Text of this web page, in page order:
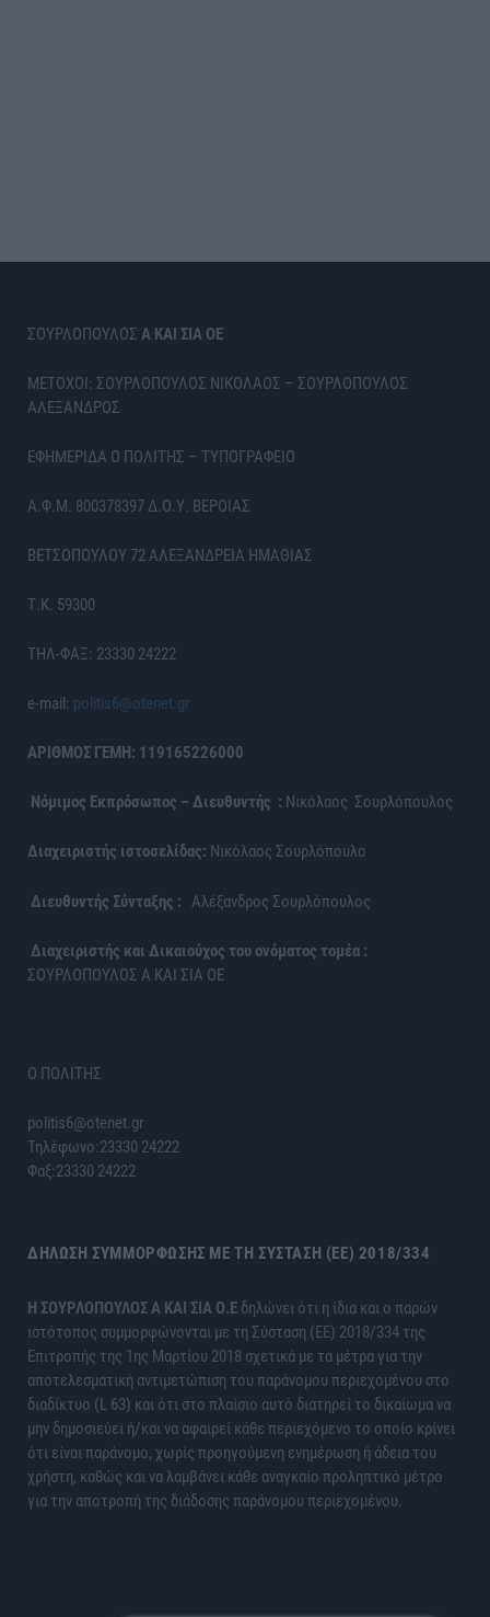
ΣΟΥΡΛΟΠΟΥΛΟΣ Α ΚΑΙ ΣΙΑ ΟΕ
ΜΕΤΟΧΟΙ: ΣΟΥΡΛΟΠΟΥΛΟΣ ΝΙΚΟΛΑΟΣ – ΣΟΥΡΛΟΠΟΥΛΟΣ
ΑΛΕΞΑΝΔΡΟΣ
ΕΦΗΜΕΡΙΔΑ Ο ΠΟΛΙΤΗΣ – ΤΥΠΟΓΡΑΦΕΙΟ
Α.Φ.Μ. 800378397 Δ.Ο.Υ. ΒΕΡΟΙΑΣ
ΒΕΤΣΟΠΟΥΛΟΥ 72 ΑΛΕΞΑΝΔΡΕΙΑ ΗΜΑΘΙΑΣ
Τ.Κ. 59300
ΤΗΛ-ΦΑΞ: 23330 24222
e-mail: politis6@otenet.gr
ΑΡΙΘΜΟΣ ΓΕΜΗ: 119165226000
Νόμιμος Εκπρόσωπος – Διευθυντής : Νικόλαος Σουρλόπουλος
Διαχειριστής ιστοσελίδας: Νικόλαος Σουρλόπουλο
Διευθυντής Σύνταξης : Αλέξανδρος Σουρλόπουλος
Διαχειριστής και Δικαιούχος του ονόματος τομέα :
ΣΟΥΡΛΟΠΟΥΛΟΣ Α ΚΑΙ ΣΙΑ ΟΕ
Ο ΠΟΛΙΤΗΣ
politis6@otenet.gr
Τηλέφωνο:23330 24222
Φαξ:23330 24222
ΔΉΛΩΣΗ ΣΥΜΜΌΡΦΩΣΗΣ ΜΕ ΤΗ ΣΎΣΤΑΣΗ (ΕΕ) 2018/334
H ΣΟΥΡΛΟΠΟΥΛΟΣ Α ΚΑΙ ΣΙΑ Ο.Ε δηλώνει ότι η ίδια και ο παρών
ιστότοπος συμμορφώνονται με τη Σύσταση (ΕΕ) 2018/334 της
Επιτροπής της 1ης Μαρτίου 2018 σχετικά με τα μέτρα για την
αποτελεσματική αντιμετώπιση του παράνομου περιεχομένου στο
διαδίκτυο (L 63) και ότι στο πλαίσιο αυτό διατηρεί το δικαίωμα να
μην δημοσιεύει ή/και να αφαιρεί κάθε περιεχόμενο το οποίο κρίνει
ότι είναι παράνομο, χωρίς προηγούμενη ενημέρωση ή άδεια του
χρήστη, καθώς και να λαμβάνει κάθε αναγκαίο προληπτικό μέτρο
για την αποτροπή της διάδοσης παράνομου περιεχομένου.